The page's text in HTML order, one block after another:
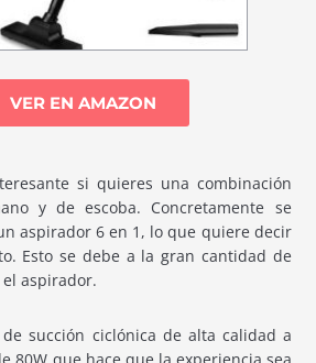
VER EN AMAZON
si quieres una combinación
y de escoba. Concretamente se
aspirador 6 en 1, lo que quiere decir
Esto se debe a la gran cantidad de
aspirador.
succión ciclónica de alta calidad a